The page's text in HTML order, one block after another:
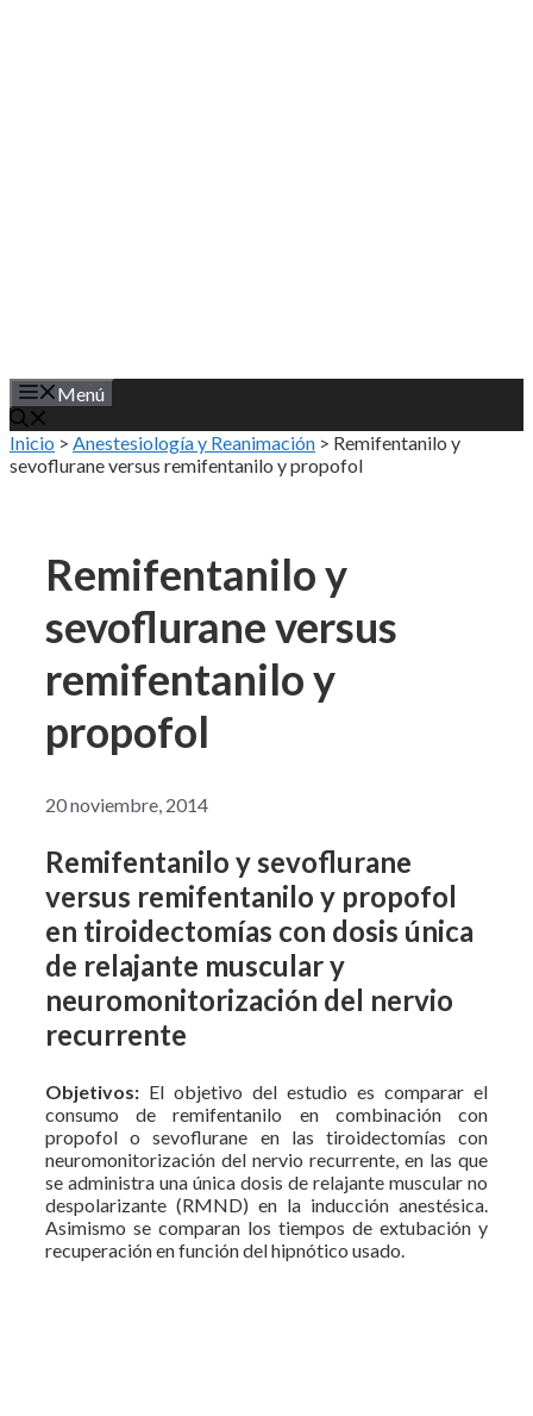
Menú
Inicio > Anestesiología y Reanimación > Remifentanilo y
sevoflurane versus remifentanilo y propofol
Remifentanilo y
sevoflurane versus
remifentanilo y
propofol
20 noviembre, 2014
Remifentanilo y sevoflurane
versus remifentanilo y propofol
en tiroidectomías con dosis única
de relajante muscular y
neuromonitorización del nervio
recurrente
Objetivos: El objetivo del estudio es comparar el
consumo de remifentanilo en combinación con
propofol o sevoflurane en las tiroidectomías con
neuromonitorización del nervio recurrente, en las que
se administra una única dosis de relajante muscular no
despolarizante (RMND) en la inducción anestésica.
Asimismo se comparan los tiempos de extubación y
recuperación en función del hipnótico usado.